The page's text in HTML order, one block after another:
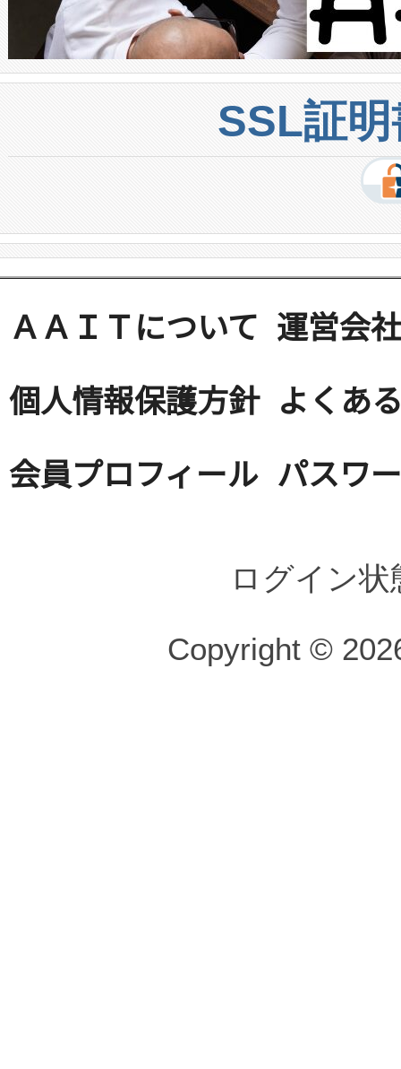
SSL証
ＡＡＩＴについて 運営会社
個人情報保護方針 よくあ
会員プロフィール パスワ
ログイン
Copyright ©